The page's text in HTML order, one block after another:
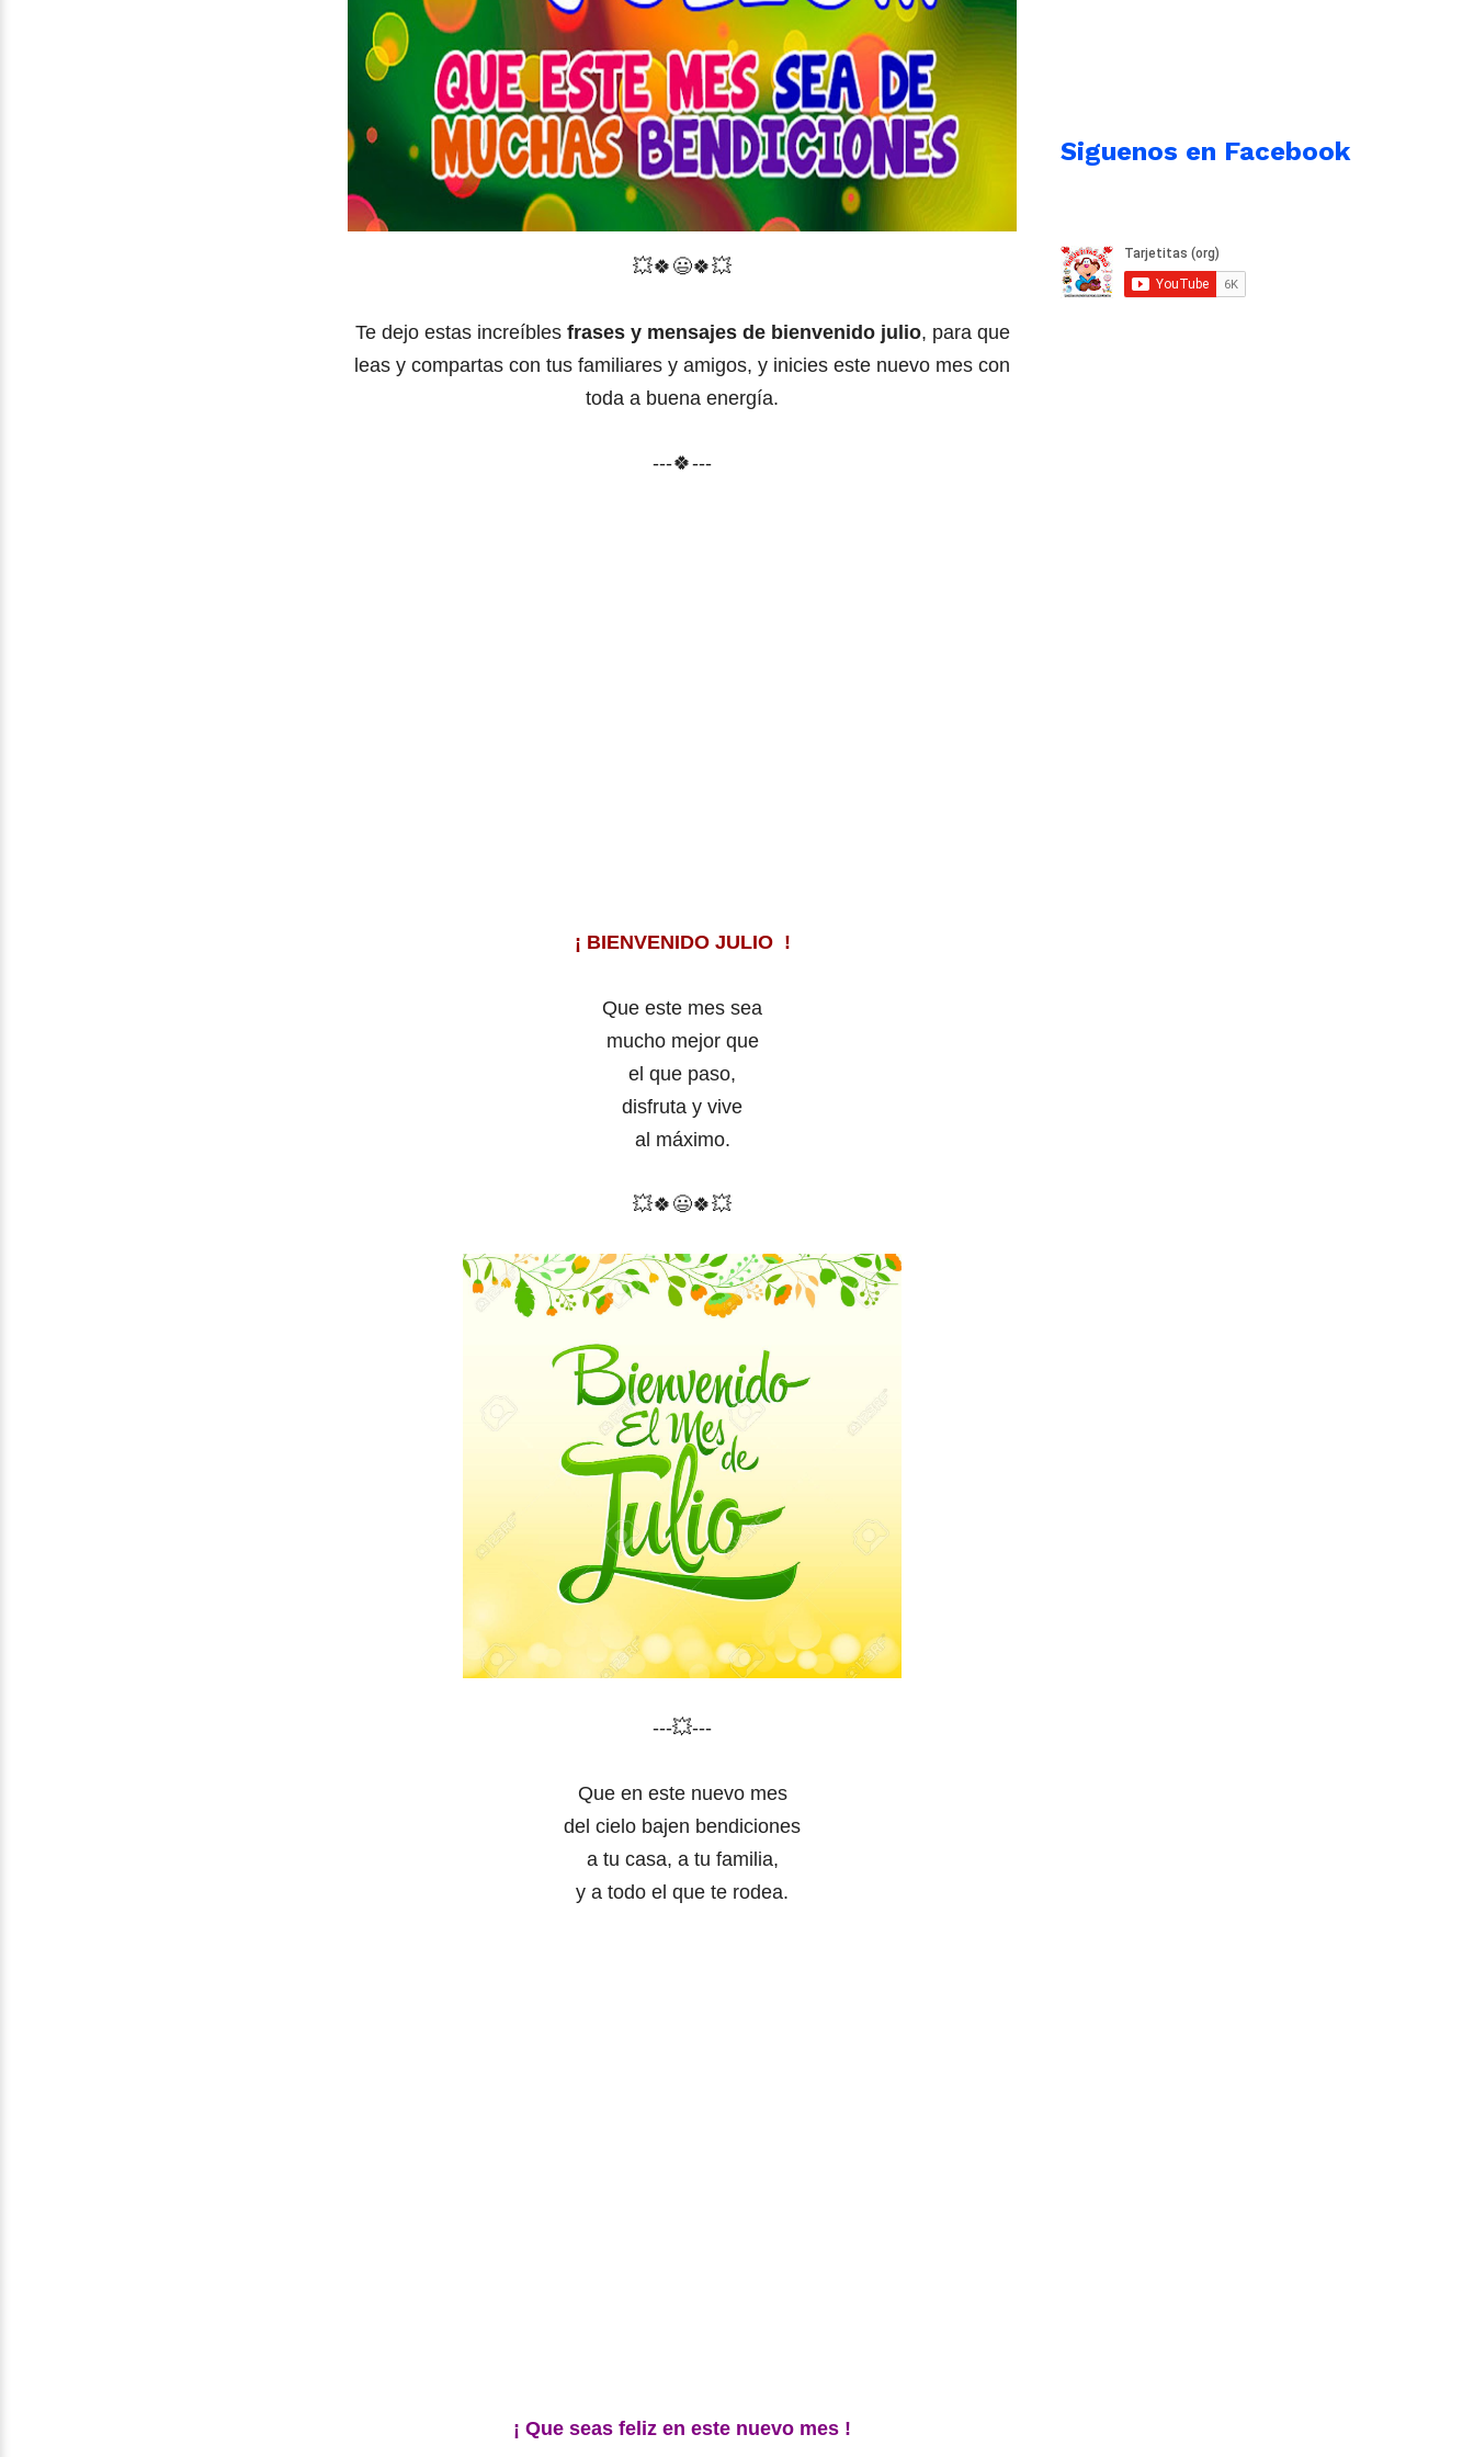
💥🍀 😃🍀💥
Te dejo estas increíbles frases y mensajes de bienvenido julio, para que
leas y compartas con tus familiares y amigos, y inicies este nuevo mes con
toda a buena energía.
---🍀---
¡ BIENVENIDO JULIO !
Que este mes sea
mucho mejor que
el que paso,
disfruta y vive
al máximo.
💥🍀 😃🍀💥
---💥---
Que en este nuevo mes
del cielo bajen bendiciones
a tu casa, a tu familia,
y a todo el que te rodea.
¡ Que seas feliz en este nuevo mes !
Siguenos en Facebook